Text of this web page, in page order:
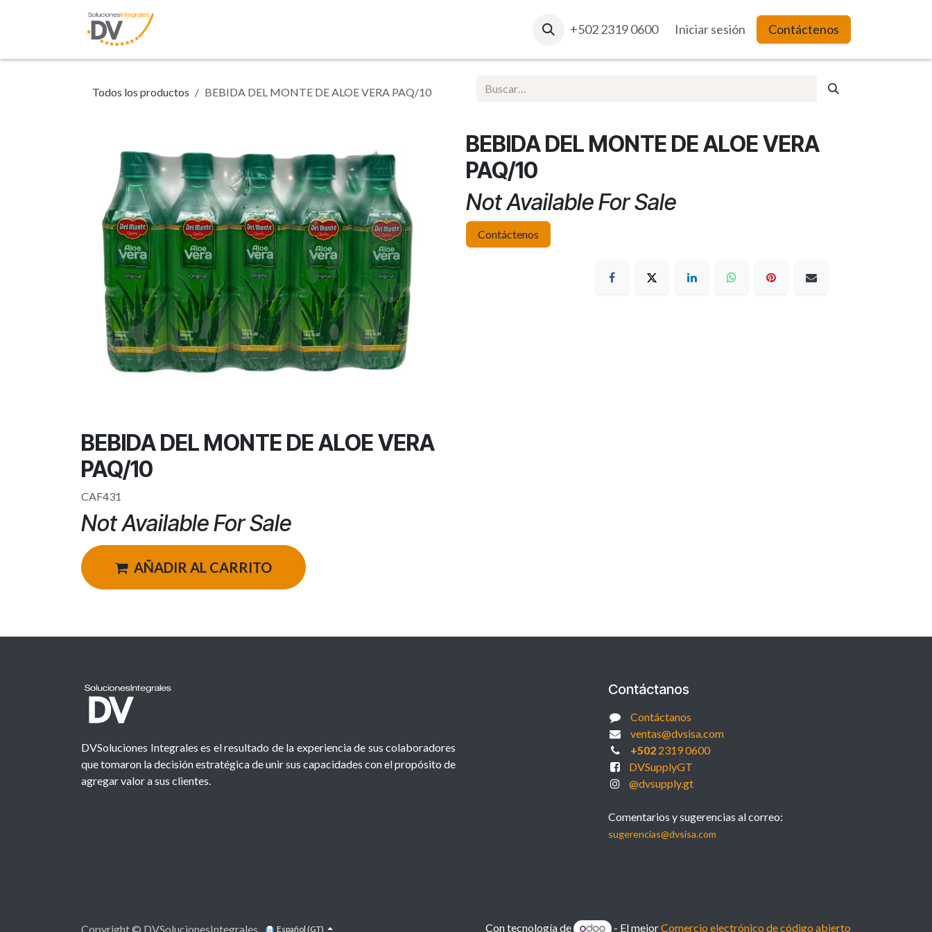
Ventas Corporativas Reportes Web
+502 2319 0600 Iniciar sesión Contáctenos
Todos los productos BEBIDA DEL MONTE DE ALOE VERA PAQ/10
BEBIDA DEL MONTE DE ALOE VERA
PAQ/10
Not Available For Sale
Contáctenos
BEBIDA DEL MONTE DE ALOE VERA
PAQ/10
CAF431
Not Available For Sale
AÑADIR AL CARRITO
DVSoluciones Integrales es el resultado de la experiencia de sus colaboradores
que tomaron la decisión estratégica de unir sus capacidades con el propósito de
agregar valor a sus clientes.
Contáctanos
Contáctanos
ventas@dvsisa.com
+5022319 0600
DVSupplyGT
@dvsupply.gt
Comentarios y sugerencias al correo:
sugerencias@dvsisa.com
Copyright © DVSolucionesIntegrales Español (GT) Con tecnología de - El mejorComercio electrónico de código abierto